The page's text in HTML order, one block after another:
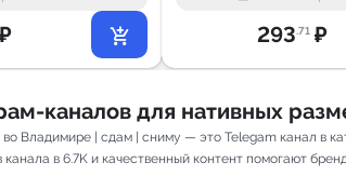
₽ 293.71 ₽
каналов для нативных
Владимире | сдам | сниму — это Telegam канал в
в 6.7K и качественный контент помогают